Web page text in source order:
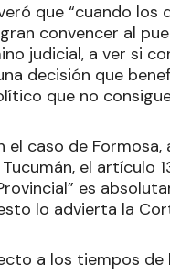
que “cuando los
convencer al
judicial, a ver si
decisión que
que no
el caso de Formosa,
el artículo
es
lo advierta la
a los tiempos de